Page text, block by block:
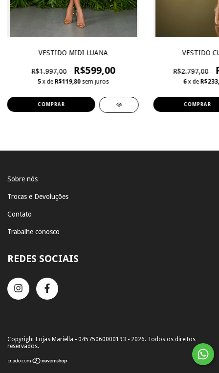
VESTIDO MIDI LUANA
R$1.997,00 R$599,00
5 x de R$119,80 sem juros
COMPRAR
VESTIDO
R$2.797,00
6 x de
COMPRAR
Sobre nós
Trocas e Devoluções
Contato
Trabalhe conosco
REDES SOCIAIS
Copyright Lojas Mariella - 04575060000193 - 2026. Todos os direitos
reservados.